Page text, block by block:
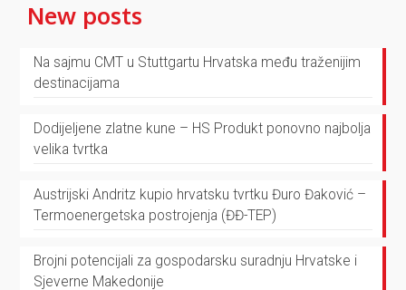
New posts
Na sajmu CMT u Stuttgartu Hrvatska među traženijim
destinacijama
Dodijeljene zlatne kune – HS Produkt ponovno najbolja
velika tvrtka
Austrijski Andritz kupio hrvatsku tvrtku Đuro Đaković –
Termoenergetska postrojenja (ĐĐ-TEP)
Brojni potencijali za gospodarsku suradnju Hrvatske i
Sjeverne Makedonije